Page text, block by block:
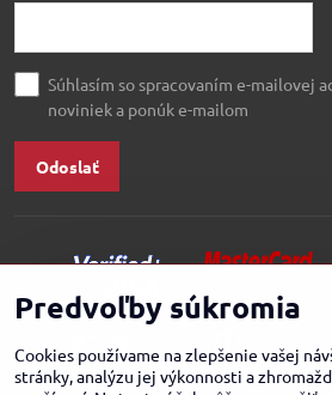
Súhlasím so spracovaním e-mailovej
noviniek a ponúk e-mailom
Odoslať
Predvoľby súkromia
Cookies používame na zlepšenie vašej
stránky, analýzu jej výkonnosti a